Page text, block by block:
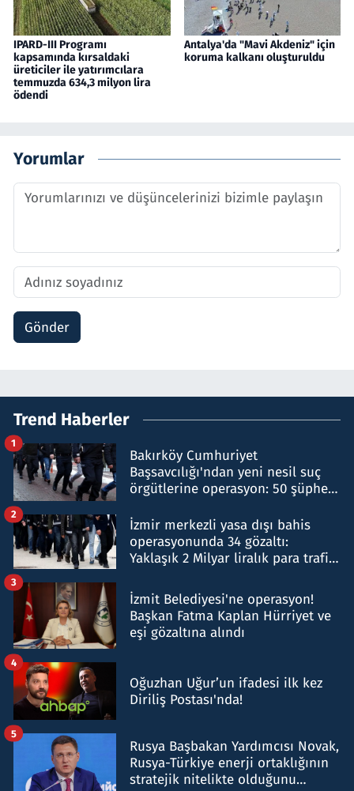
IPARD-III Programı
kapsamında kırsaldaki
üreticiler ile yatırımcılara
temmuzda 634,3 milyon lira
ödendi
Antalya'da "Mavi Akdeniz" için
koruma kalkanı oluşturuldu
Yorumlar
Gönder
Trend Haberler
Bakırköy Cumhuriyet
Başsavcılığı'ndan yeni nesil suç
örgütlerine operasyon: 50 şüpheli
1
İzmir merkezli yasa dışı bahis
operasyonunda 34 gözaltı:
Yaklaşık 2 Milyar liralık para trafiği
2
İzmit Belediyesi'ne operasyon!
Başkan Fatma Kaplan Hürriyet ve
eşi gözaltına alındı
3
Oğuzhan Uğur’un ifadesi ilk kez
Diriliş Postası'nda!
4
Rusya Başbakan Yardımcısı Novak,
Rusya-Türkiye enerji ortaklığının
stratejik nitelikte olduğunu
5